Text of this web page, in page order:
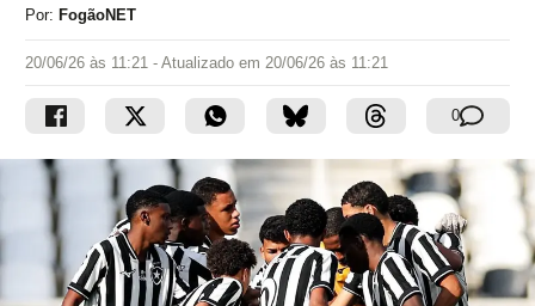
Por: FogãoNET
20/06/26 às 11:21 - Atualizado em 20/06/26 às 11:21
0